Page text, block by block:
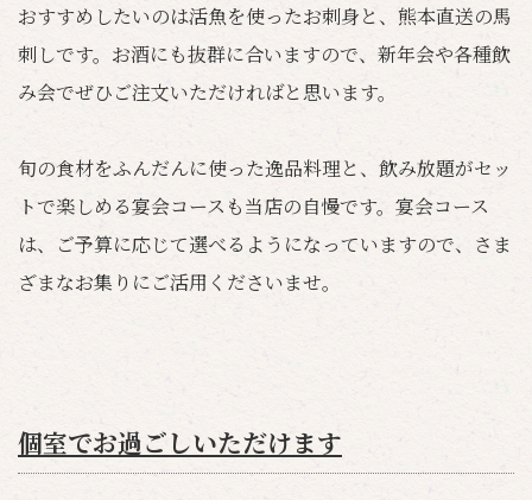
おすすめしたいのは活魚を使ったお刺身と、熊本直送の馬
刺しです。お酒にも抜群に合いますので、新年会や各種飲
み会でぜひご注文いただければと思います。
旬の食材をふんだんに使った逸品料理と、飲み放題がセッ
トで楽しめる宴会コースも当店の自慢です。宴会コース
は、ご予算に応じて選べるようになっていますので、さま
ざまなお集りにご活用くださいませ。
個室でお過ごしいただけます